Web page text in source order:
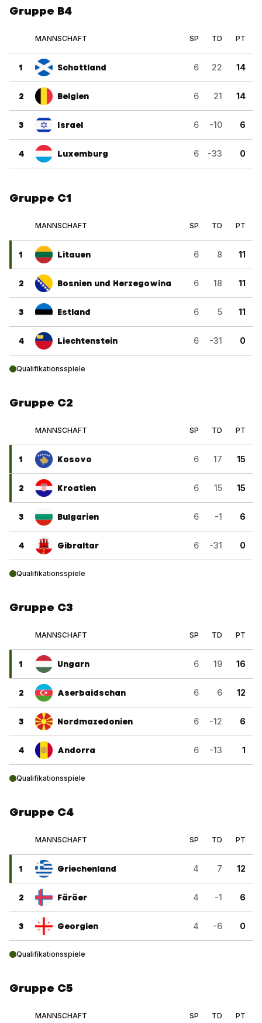
Gruppe B4
MANNSCHAFT SP TD PT
1 Schottland 6 22 14
2 Belgien 6 21 14
3 Israel 6 -10 6
4 Luxemburg 6 -33 0
Gruppe C1
MANNSCHAFT SP TD PT
1 Litauen 6 8 11
2 Bosnien und Herzegowina 6 18 11
3 Estland 6 5 11
4 Liechtenstein 6 -31 0
Qualifikationsspiele
Gruppe C2
MANNSCHAFT SP TD PT
1 Kosovo 6 17 15
2 Kroatien 6 15 15
3 Bulgarien 6 -1 6
4 Gibraltar 6 -31 0
Qualifikationsspiele
Gruppe C3
MANNSCHAFT SP TD PT
1 Ungarn 6 19 16
2 Aserbaidschan 6 6 12
3 Nordmazedonien 6 -12 6
4 Andorra 6 -13 1
Qualifikationsspiele
Gruppe C4
MANNSCHAFT SP TD PT
1 Griechenland 4 7 12
2 Färöer 4 -1 6
3 Georgien 4 -6 0
Qualifikationsspiele
Gruppe C5
MANNSCHAFT SP TD PT